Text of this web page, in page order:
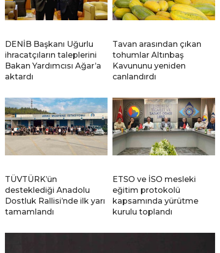
DENİB Başkanı Uğurlu
ihracatçıların taleplerini
Bakan Yardımcısı Ağar’a
aktardı
Tavan arasından çıkan
tohumlar Altınbaş
Kavununu yeniden
canlandırdı
TÜVTÜRK’ün
desteklediği Anadolu
Dostluk Rallisi’nde ilk yarı
tamamlandı
ETSO ve İSO mesleki
eğitim protokolü
kapsamında yürütme
kurulu toplandı